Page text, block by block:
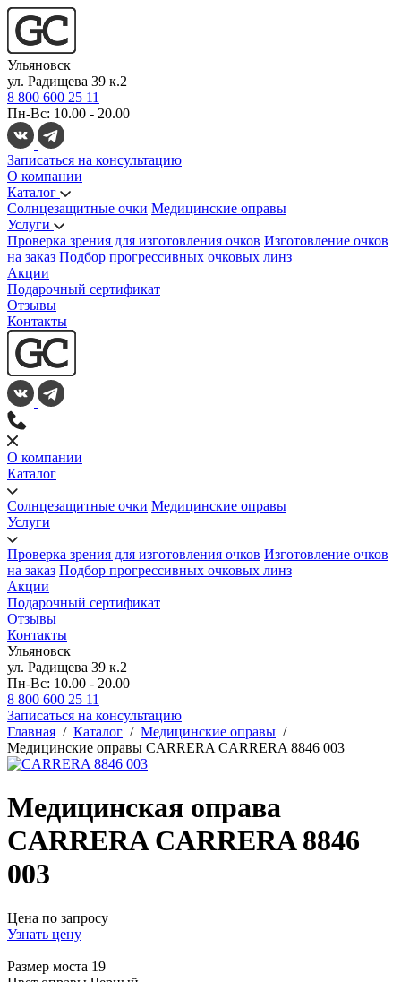
Ульяновск
ул. Радищева 39 к.2
8 800 600 25 11
Пн-Вс: 10.00 - 20.00
Записаться на консультацию
О компании
Каталог
Солнцезащитные очки Медицинские оправы
Услуги
Проверка зрения для изготовления очков Изготовление очков
на заказ Подбор прогрессивных очковых линз
Акции
Подарочный сертификат
Отзывы
Контакты
О компании
Каталог
Солнцезащитные очки Медицинские оправы
Услуги
Проверка зрения для изготовления очков Изготовление очков
на заказ Подбор прогрессивных очковых линз
Акции
Подарочный сертификат
Отзывы
Контакты
Ульяновск
ул. Радищева 39 к.2
Пн-Вс: 10.00 - 20.00
8 800 600 25 11
Записаться на консультацию
Главная / Каталог / Медицинские оправы /
Медицинские оправы CARRERA CARRERA 8846 003
Медицинская оправа
CARRERA CARRERA 8846
003
Цена по запросу
Узнать цену
Размер моста 19